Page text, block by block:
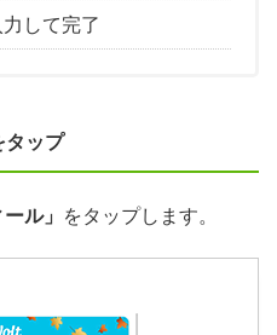
力して完了
タップ
ル」 をタップします。